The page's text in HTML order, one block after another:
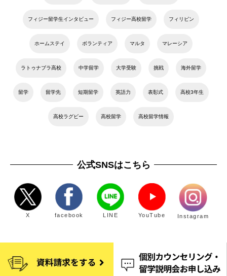
フィジー留学生インタビュー フィジー高校留学 フィリピン
ホームステイ ボランティア マルタ マレーシア
ラトゥナブラ高校 中学留学 大学受験 挑戦 海外留学
留学 留学先 短期留学 英語力 表彰式 高校3年生
高校ラグビー 高校留学 高校留学情報
公式SNSはこちら
X facebook LINE YouTube Instagram